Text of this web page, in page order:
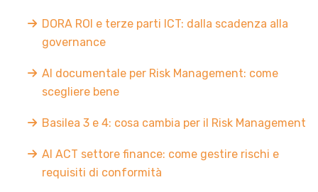
DORA ROI e terze parti ICT: dalla scadenza alla
governance
AI documentale per Risk Management: come
scegliere bene
Basilea 3 e 4: cosa cambia per il Risk Management
AI ACT settore finance: come gestire rischi e
requisiti di conformità